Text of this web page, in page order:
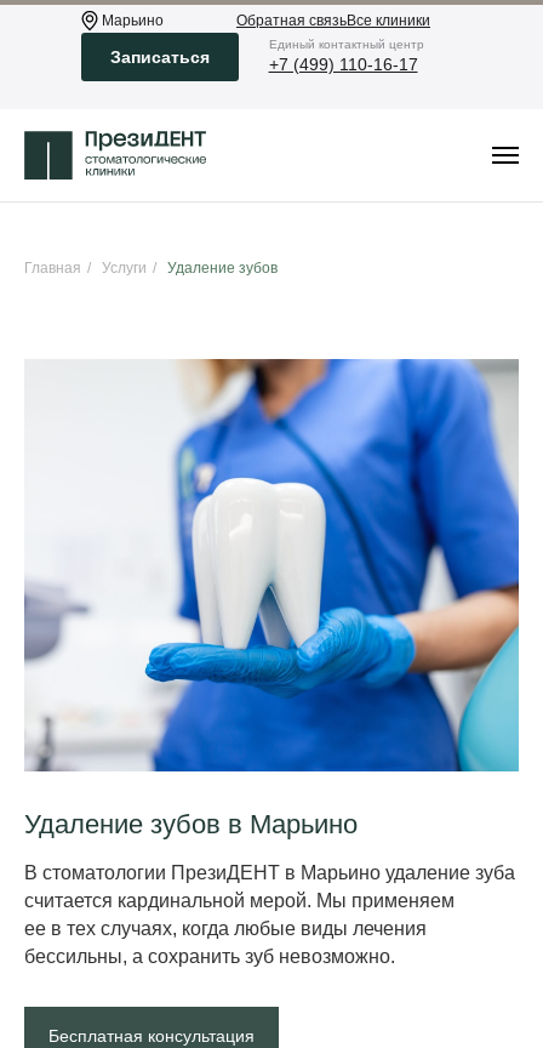
Обратная связьВсе клиники
Eдиный контактный центр
+7 (499) 110-16-17
Марьино
Записаться
Главная / Услуги / Удаление зубов
Удален ие зубов в Марьино
В стоматологии ПрезиДЕНТ в Марьино удаление зуба
считается кардинальной мерой. Мы применяем
ее в тех случаях, когда любые виды лечения
бессильны, а сохранить зуб невозможно.
Бесплатная консультация